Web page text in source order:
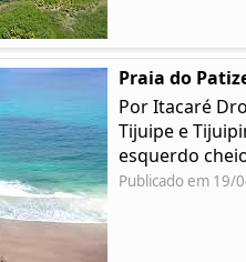
Praia do
Por Itacaré
Tijuipe e
esquerdo
Publicado em 19/